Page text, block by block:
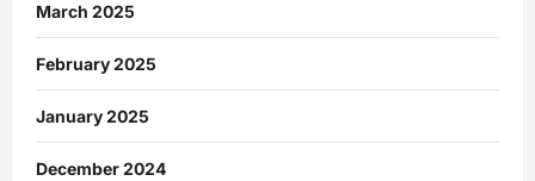
March 2025
February 2025
January 2025
December 2024